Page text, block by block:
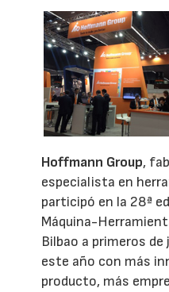
Hoffmann Group,
especialista en
participó en la 28ª
Máquina-
Bilbao a primeros
este año con más
producto, más